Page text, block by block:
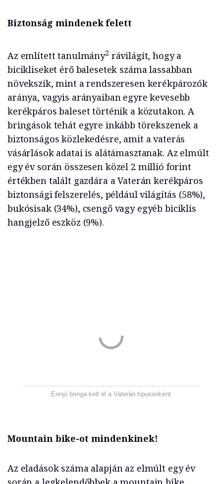
Biztonság mindenek felett
Az említett tanulmány2rávilágít, hogy a
bicikliseket érő balesetek száma lassabban
növekszik, mint a rendszeresen kerékpározók
aránya, vagyis arányaiban egyre kevesebb
kerékpáros baleset történik a közutakon. A
bringások tehát egyre inkább törekszenek a
biztonságos közlekedésre, amit a vaterás
vásárlások adatai is alátámasztanak. Az elmúlt
egy év során összesen közel 2 millió forint
értékben talált gazdára a Vaterán kerékpáros
biztonsági felszerelés, például világítás (58%),
bukósisak (34%), csengő vagy egyéb biciklis
hangjelző eszköz (9%).
Ennyi bringa kelt el a Vaterán típusonként
Mountain bike-ot mindenkinek!
Az eladások száma alapján az elmúlt egy év